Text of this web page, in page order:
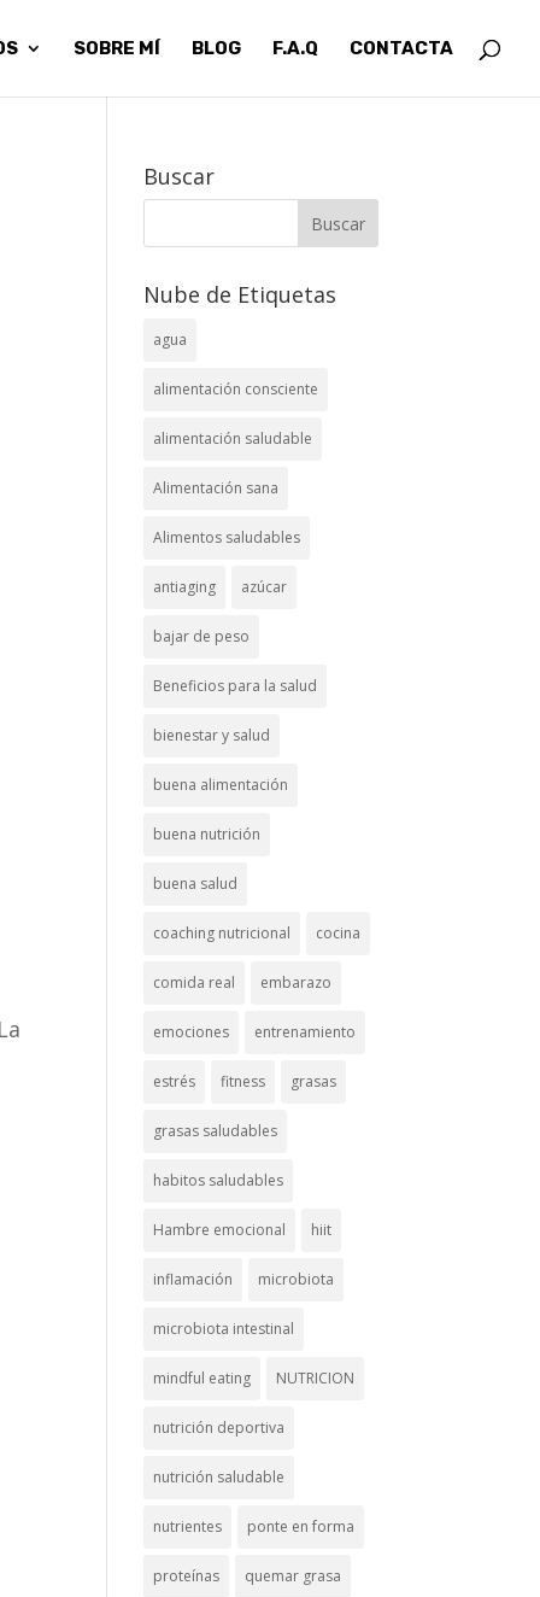
SOBRE MÍ BLOG F.A.Q CONTACTA
Buscar
Nube de Etiquetas
agua
alimentación consciente
alimentación saludable
Alimentación sana
Alimentos saludables
antiaging azúcar
bajar de peso
Beneficios para la salud
bienestar y salud
buena alimentación
buena nutrición
buena salud
coaching nutricional cocina
comida real embarazo
emociones entrenamiento
estrés fitness grasas
grasas saludables
habitos saludables
Hambre emocional hiit
inflamación microbiota
microbiota intestinal
mindful eating NUTRICION
nutrición deportiva
nutrición saludable
nutrientes ponte en forma
proteínas quemar grasa